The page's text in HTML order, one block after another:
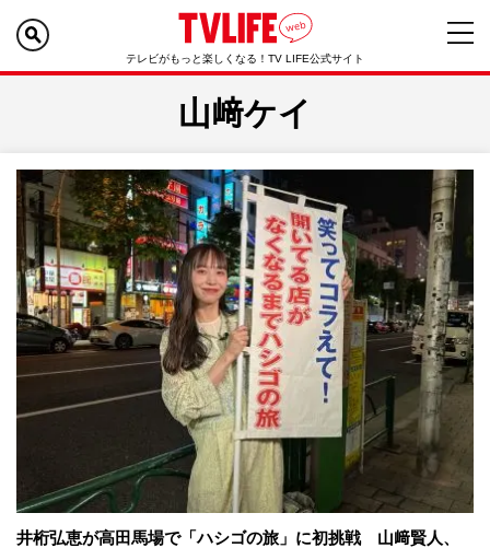
テレビがもっと楽しくなる！TV LIFE公式サイト
山﨑ケイ
井桁弘恵が高田馬場で「ハシゴの旅」に初挑戦 山﨑賢人、